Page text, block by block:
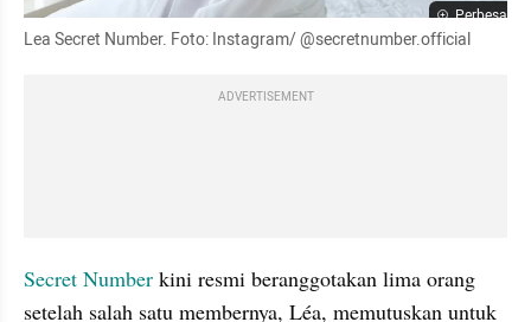
Perbesar
Lea Secret Number. Foto: Instagram/ @secretnumber.official
ADVERTISEMENT
Secret Number kini resmi beranggotakan lima orang
setelah salah satu membernya, Léa, memutuskan untuk